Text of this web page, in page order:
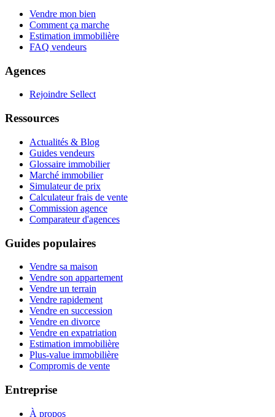
Vendre mon bien
Comment ça marche
Estimation immobilière
FAQ vendeurs
Agences
Rejoindre Sellect
Ressources
Actualités & Blog
Guides vendeurs
Glossaire immobilier
Marché immobilier
Simulateur de prix
Calculateur frais de vente
Commission agence
Comparateur d'agences
Guides populaires
Vendre sa maison
Vendre son appartement
Vendre un terrain
Vendre rapidement
Vendre en succession
Vendre en divorce
Vendre en expatriation
Estimation immobilière
Plus-value immobilière
Compromis de vente
Entreprise
À propos